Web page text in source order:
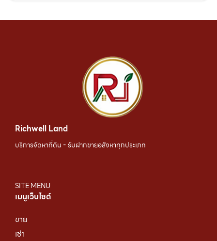
Richwell Land
บริการจัดหาที่ดิน - รับฝากขายอสังหาทุกประเภท
SITE MENU
เมนูเว็บไซต์
ขาย
เช่า